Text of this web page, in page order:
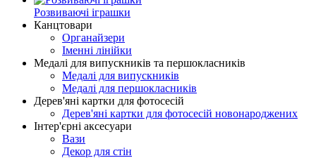
Розвиваючі іграшки
Канцтовари
Органайзери
Іменні лінійки
Медалі для випускників та першокласників
Медалі для випускників
Медалі для першокласників
Дерев'яні картки для фотосесій
Дерев'яні картки для фотосесій новонароджених
Інтер'єрні аксесуари
Вази
Декор для стін